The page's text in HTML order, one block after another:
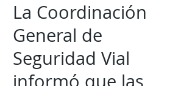
La Coordinación
General de
Seguridad Vial
informó que las